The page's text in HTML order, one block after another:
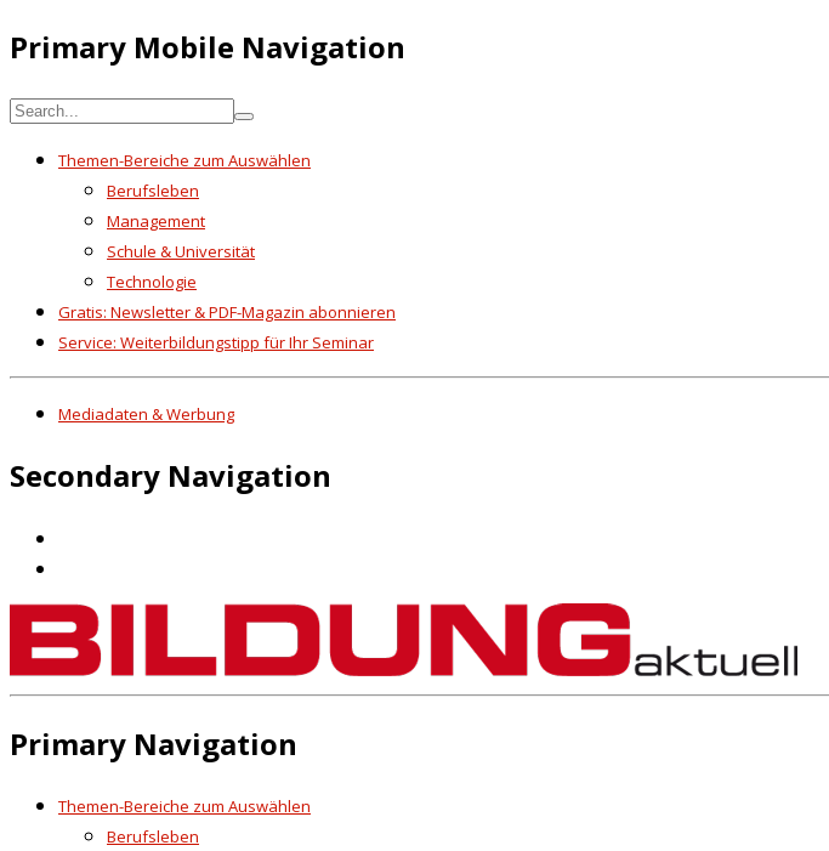
Primary Mobile Navigation
Themen-Bereiche zum Auswählen
Berufsleben
Management
Schule & Universität
Technologie
Gratis: Newsletter & PDF-Magazin abonnieren
Service: Weiterbildungstipp für Ihr Seminar
Mediadaten & Werbung
Secondary Navigation
Primary Navigation
Themen-Bereiche zum Auswählen
Berufsleben